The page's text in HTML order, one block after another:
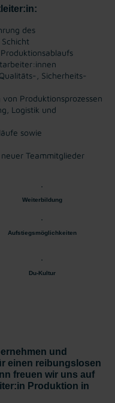
des
, Sicherheits-
Produktionsprozessen
Logistik und
sowie
Teammitglieder
Weiterbildung
Aufstiegsmöglichkeiten
Du-Kultur
und
einen reibungslosen
freuen wir uns auf
Produktion in